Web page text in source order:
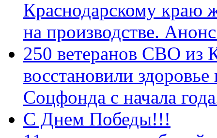
Краснодарскому краю
на производстве.
250 ветеранов СВО из
восстановили
Соцфонда с начала
С Днем Победы!!!